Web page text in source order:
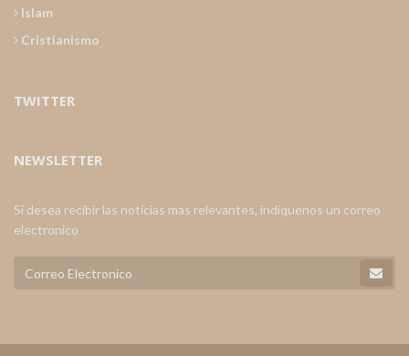
Islam
Cristianismo
TWITTER
NEWSLETTER
Si desea recibir las noticias mas relevantes, indiquenos un correo
electronico